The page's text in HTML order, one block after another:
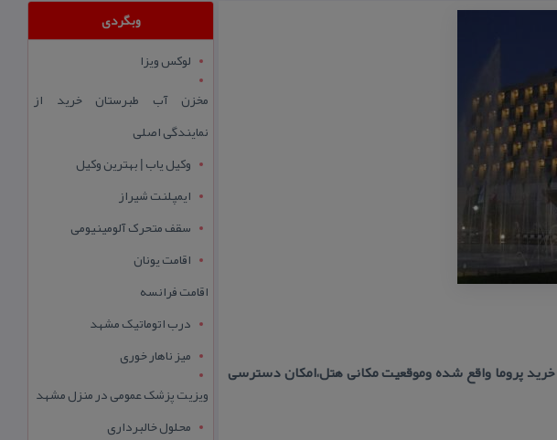
پروما واقع شده وموقعیت مكانی هتل،امكان دسترسی
وبگردی
لوکس ویزا
مخزن آب طبرستان خرید از
نمایندگی اصلی
وکیل یاب | بهترین وکیل
ایمپلنت شیراز
سقف متحرک آلومینیومی
اقامت یونان
اقامت فرانسه
درب اتوماتیک مشهد
میز ناهار خوری
ویزیت پزشک عمومی در منزل مشهد
محلول خالبرداری